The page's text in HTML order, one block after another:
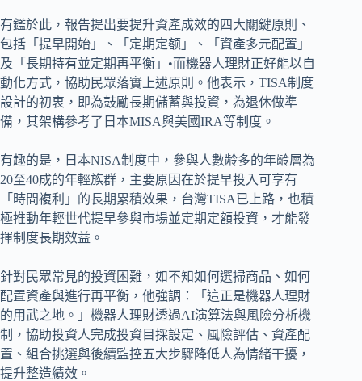
有鑑於此，報告提出要提升資產成效的四大關鍵原則、
包括「提早開始」、「定期定额」、「資產多元配置」
及「長期持有並定期再平衡」•而機器人理財正好能以自
動化方式，協助民眾落實上述原則。他表示，TISA制度
設計的初衷，即為鼓勵長期儲蓄與投資，為退休做準
備，其架構參考了日本MISA與美國IRA等制度。
有趣的是，日本NISA制度中，參與人數龄多的年齡層為
20至40成的年輕族群，主要原因在於提早投入可享有
「時間複利」的長期累積效果，台灣TISA已上路，也積
極推動年輕世代提早參與市場並定期定額投資，才能發
揮制度長期效益。
針對民眾常見的投資困難，如不知如何選掃商品、如何
配置資產與進行再平衡，他強調：「這正是機器人理財
的用武之地。」機器人理財透過AI演算法與風險分析機
制，協助投資人完成投資目採設定、風險評估、資產配
置、組合挑選與後續監控五大步驟降低人為情緒干擾，
提升整造績效。